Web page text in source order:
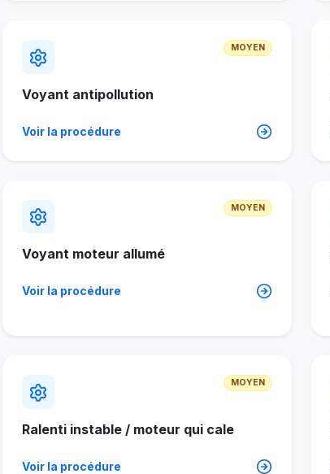
MOYEN
Voyant antipollution
Voir la procédure
MOYEN
Voyant moteur allumé
Voir la procédure
MOYEN
Ralenti instable / moteur qui cale
Voir la procédure